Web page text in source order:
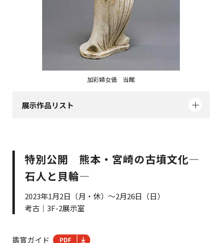
加彩婦女俑 当館
展示作品リスト
特別公開 熊本・宮崎の古墳文化―
石人と貝輪―
2023年1月2日（月・休）～2月26日（日）
考古｜3F-2展示室
鑑賞ガイド